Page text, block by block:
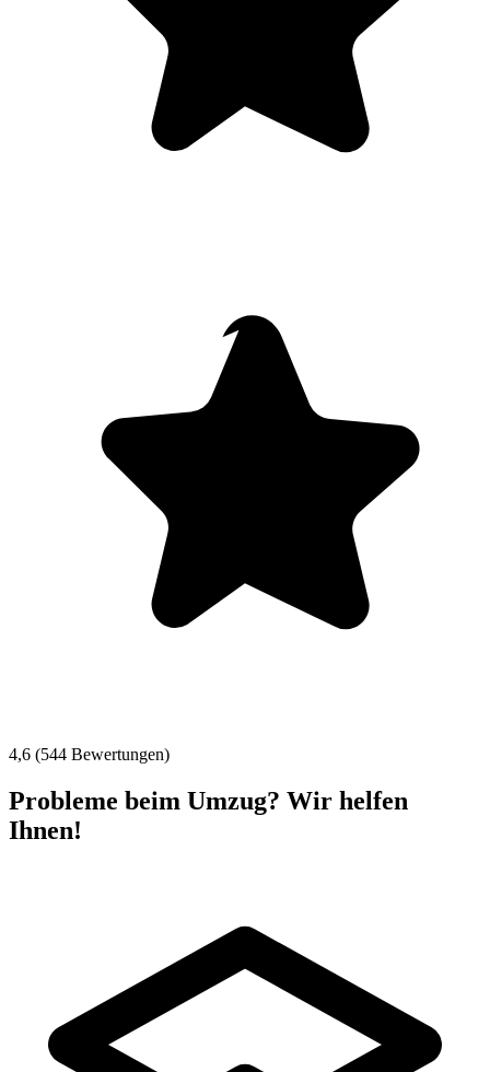
4,6 (544 Bewertungen)
Probleme beim Umzug? Wir helfen
Ihnen!